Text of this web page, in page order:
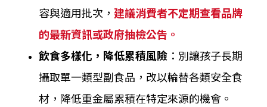
容與適用批次， 建議消費者不定期查看品牌
的最新資訊或政府抽檢公告。
飲食多樣化，降低累積風險 ：別讓孩子長期
攝取單一類型副食品，改以輪替各類安全食
材，降低重金屬累積在特定來源的機會。